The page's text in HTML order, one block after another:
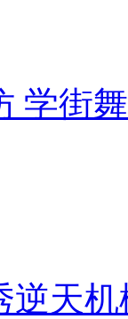
学街
逆天机